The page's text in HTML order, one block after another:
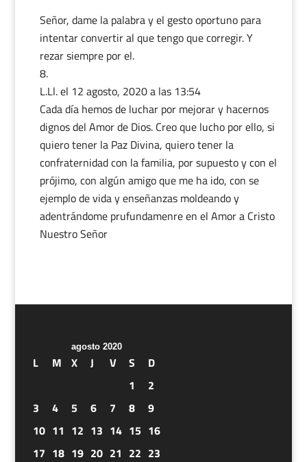
Señor, dame la palabra y el gesto oportuno para
intentar convertir al que tengo que corregir. Y
rezar siempre por el.
L.Ll.el 12 agosto, 2020 a las 13:54
Cada día hemos de luchar por mejorar y hacernos
dignos del Amor de Dios. Creo que lucho por ello, si
quiero tener la Paz Divina, quiero tener la
confraternidad con la familia, por supuesto y con el
prójimo, con algún amigo que me ha ido, con se
ejemplo de vida y enseñanzas moldeando y
adentrándome prufundamenre en el Amor a Cristo
Nuestro Señor
agosto 2020
L M X J V S
D
1
2
3
4 5 6 7 8
9
10 11 12 13 14 15 16
17 18 19 20 21 22 23